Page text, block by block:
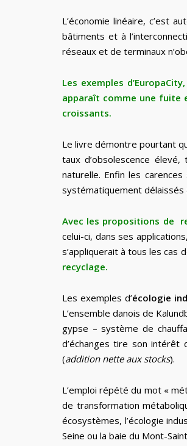
L’économie linéaire, c’est
bâtiments et à
réseaux et de terminaux
Les exemples
apparaît comme une fuite
croissants.
Le livre démontre pourtant
taux d’obsolescence
naturelle. Enfin les
systématiquement
Avec les propositions de
celui-ci, dans ses
s’appliquerait à tous les cas
recyclage.
Les exemples d’écologie
L’ensemble danois de
gypse – système de
d’échanges tire son intérêt
(addition nette aux stocks).
L’emploi répété du mot «
de transformation
écosystèmes, l’écologie
Seine ou la baie du Mont-